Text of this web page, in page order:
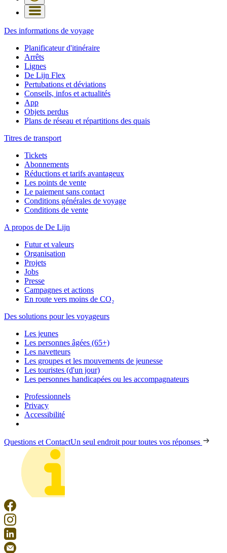
Des informations de voyage
Planificateur d'itinéraire
Arrêts
Lignes
De Lijn Flex
Pertubations et déviations
Conseils, infos et actualités
App
Objets perdus
Plans de réseau et répartitions des quais
Titres de transport
Tickets
Abonnements
Réductions et tarifs avantageux
Les points de vente
Le paiement sans contact
Conditions générales de voyage
Conditions de vente
A propos de De Lijn
Futur et valeurs
Organisation
Projets
Jobs
Presse
Campagnes et actions
En route vers moins de CO₂
Des solutions pour les voyageurs
Les jeunes
Les personnes âgées (65+)
Les navetteurs
Les groupes et les mouvements de jeunesse
Les touristes (d'un jour)
Les personnes handicapées ou les accompagnateurs
Professionnels
Privacy
Accessibilité
Questions et ContactUn seul endroit pour toutes vos réponses